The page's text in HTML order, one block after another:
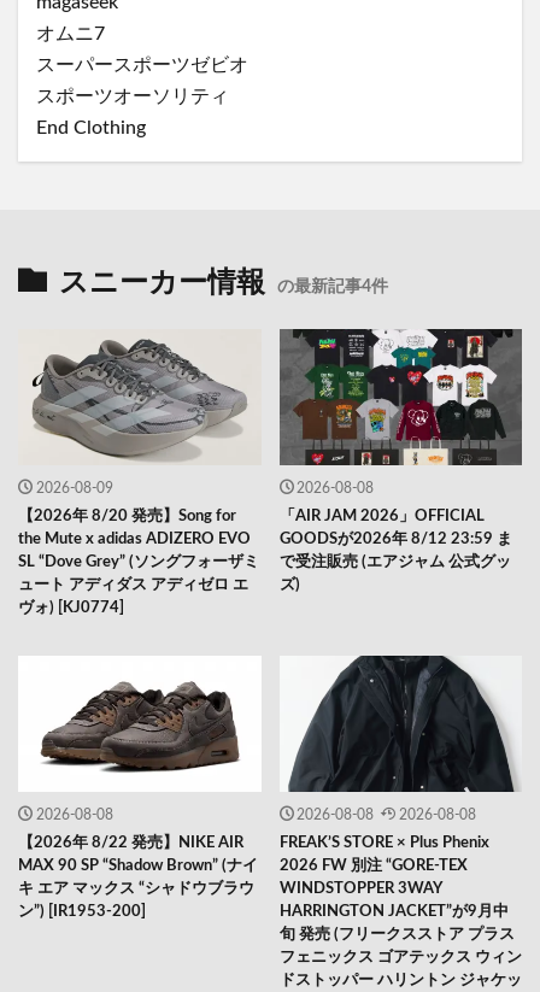
オムニ7
スーパースポーツゼビオ
スポーツオーソリティ
End Clothing
スニーカー情報 の最新記事4件
2026-08-09
【2026年 8/20 発売】Song for
the Mute x adidas ADIZERO EVO
SL “Dove Grey” (ソングフォーザミ
ュート アディダス アディゼロ エ
ヴォ) [KJ0774]
2026-08-08
「AIR JAM 2026」OFFICIAL
GOODSが2026年 8/12 23:59 ま
で受注販売 (エアジャム 公式グッ
ズ)
2026-08-08
【2026年 8/22 発売】NIKE AIR
MAX 90 SP “Shadow Brown” (ナイ
キ エア マックス “シャドウブラウ
ン”) [IR1953-200]
2026-08-08 2026-08-08
FREAK’S STORE × Plus Phenix
2026 FW 別注 “GORE-TEX
WINDSTOPPER 3WAY
HARRINGTON JACKET”が9月中
旬 発売 (フリークスストア プラス
フェニックス ゴアテックス ウィン
ドストッパー ハリントン ジャケッ